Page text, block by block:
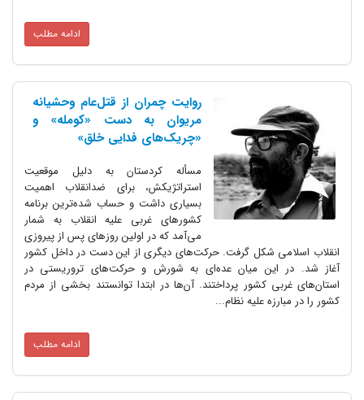
ادامه مطلب
روایت چمران از قتل‌عام وحشیانه
مریوان به دست «کومله» و
«چریک‌های فدایی خلق»
مسأله کردستان به دلیل موقعیت
استراتژیکش، برای ضدانقلاب اهمیت
بسیاری داشت و حساب شده‌ترین برنامه
کشورهای غربی علیه انقلاب به شمار
می‌آمد که در اولین روزهای پس از پیروزی
انقلاب اسلامی شکل گرفت. حرکت‌های دیگری از این دست در داخل کشور
آغاز شد. در این میان عده‌ای به شورش و حرکت‌های تروریستی در
استان‌های غربی کشور پرداختند. آن‌ها در ابتدا توانستند بخشی از مردم
کشور را در مبارزه علیه نظام...
ادامه مطلب